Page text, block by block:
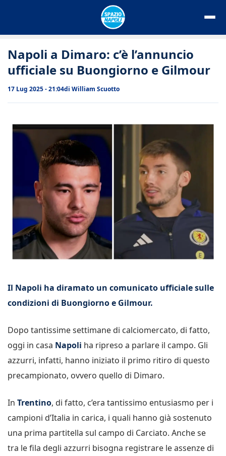
Napoli a Dimaro: c’è l’annuncio
ufficiale su Buongiorno e Gilmour
17 Lug 2025 - 21:04di William Scuotto
Il Napoli ha diramato un comunicato ufficiale sulle
condizioni di Buongiorno e Gilmour.
Dopo tantissime settimane di calciomercato, di fatto,
oggi in casa Napoli ha ripreso a parlare il campo. Gli
azzurri, infatti, hanno iniziato il primo ritiro di questo
precampionato, ovvero quello di Dimaro.
In Trentino, di fatto, c’era tantissimo entusiasmo per i
campioni d’Italia in carica, i quali hanno già sostenuto
una prima partitella sul campo di Carciato. Anche se
tra le fila degli azzurri bisogna registrare le assenze di